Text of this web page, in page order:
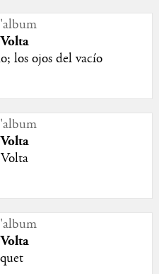
Volta
Business
los ojos del vacío